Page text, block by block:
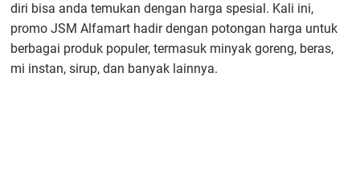
diri bisa anda temukan dengan harga spesial. Kali ini,
promo JSM Alfamart hadir dengan potongan harga untuk
berbagai produk populer, termasuk minyak goreng, beras,
mi instan, sirup, dan banyak lainnya.